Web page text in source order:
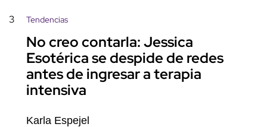
3 Tendencias
No creo contarla: Jessica
Esotérica se despide de redes
antes de ingresar a terapia
intensiva
Karla Espejel